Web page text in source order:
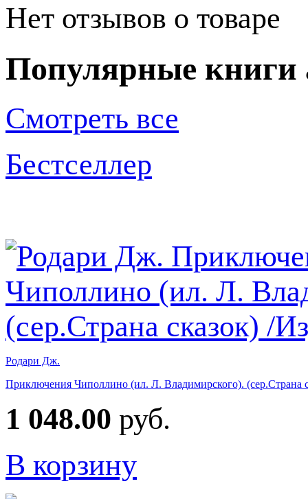
Нет отзывов о товаре
Популярные книги
Смотреть все
Бестселлер
Родари Дж.
Приключения Чиполлино (ил. Л. Владимирского). (сер.Страна
1 048.00 руб.
В корзину